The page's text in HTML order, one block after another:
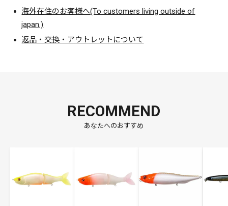
海外在住のお客様へ(To customers living outside of
japan.)
返品・交換・アウトレットについて
RECOMMEND
あなたへのおすすめ